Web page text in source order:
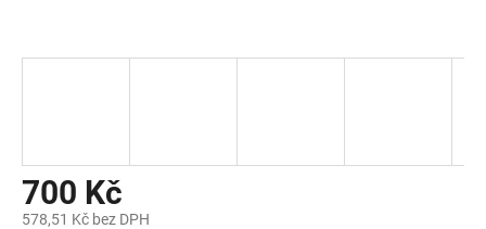
700 Kč
578,51 Kč bez DPH